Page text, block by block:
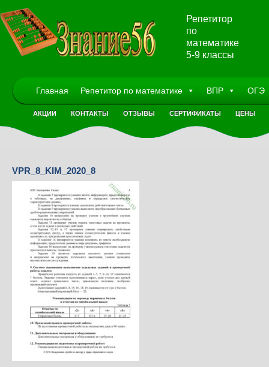
Репетитор
по
математике
5-9 классы
Главная Репетитор по математике ВПР ОГЭ
АКЦИИ КОНТАКТЫ ОТЗЫВЫ СЕРТИФИКАТЫ ЦЕНЫ
VPR_8_KIM_2020_8